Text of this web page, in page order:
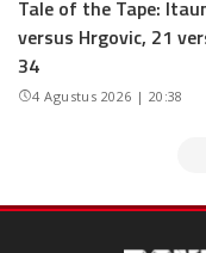
Tale of the Tape:
versus Hrgovic, 21
34
4 Agustus 2026 | 20:38